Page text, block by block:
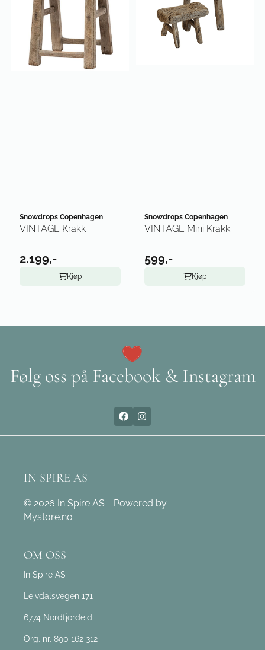
Snowdrops Copenhagen
VINTAGE Krakk
2.199,-
Kjøp
Snowdrops Copenhagen
VINTAGE Mini Krakk
599,-
Kjøp
Følg oss på Facebook & Instagram
IN SPIRE AS
© 2026 In Spire AS - Powered by
Mystore.no
OM OSS
In Spire AS
Leivdalsvegen 171
6774 Nordfjordeid
Org. nr. 890 162 312